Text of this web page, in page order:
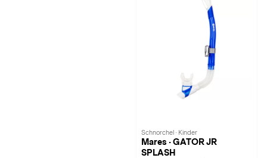
Schnorchel · Kinder
Mares · GATOR JR
SPLASH